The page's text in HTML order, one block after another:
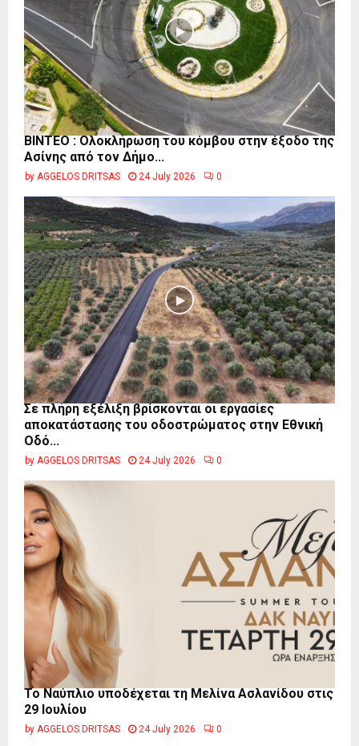
ΒΙΝΤΕΟ : Ολοκλήρωση του κόμβου στην έξοδο της
Ασίνης από τον Δήμο...
by AGGELOS DRITSAS 24 July 2026 0
Σε πλήρη εξέλιξη βρίσκονται οι εργασίες
αποκατάστασης του οδοστρώματος στην Εθνική
Οδό...
by AGGELOS DRITSAS 24 July 2026 0
Το Ναύπλιο υποδέχεται τη Μελίνα Ασλανίδου στις
29 Ιουλίου
by AGGELOS DRITSAS 24 July 2026 0